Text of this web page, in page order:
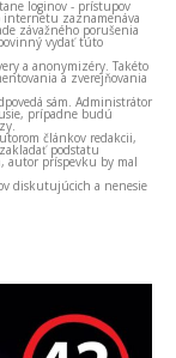
loginov - prístupov
internetu zaznamenáva
závažného porušenia
vydať túto
a anonymizéry. Takéto
a zverejňovania
sám. Administrátor
prípadne budú
článkov redakcii,
podstatu
autor príspevku by mal
diskutujúcich a nenesie